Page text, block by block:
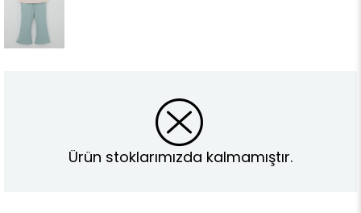
Ürün stoklarımızda kalmamıştır.